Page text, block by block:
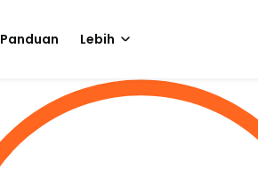
Panduan Lebih